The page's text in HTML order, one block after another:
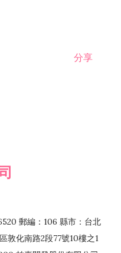
分享
郵編：106 縣市：台北
敦化南路2段77號10樓之1